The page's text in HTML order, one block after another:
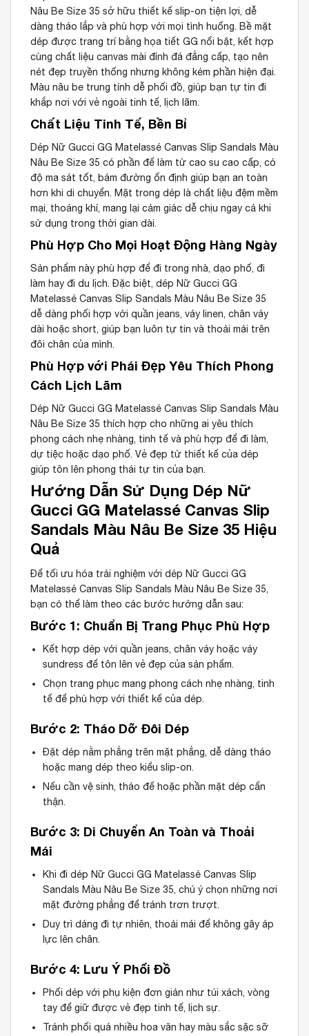
Nâu Be Size 35 sở hữu thiết kế slip-on tiện lợi, dễ
dàng tháo lắp và phù hợp với mọi tình huống. Bề mặt
dép được trang trí bằng họa tiết GG nổi bật, kết hợp
cùng chất liệu canvas mài đính đá đẳng cấp, tạo nên
nét đẹp truyền thống nhưng không kém phần hiện đại.
Màu nâu be trung tính dễ phối đồ, giúp bạn tự tin đi
khắp nơi với vẻ ngoài tinh tế, lịch lãm.
Chất Liệu Tinh Tế, Bền Bỉ
Dép Nữ Gucci GG Matelassé Canvas Slip Sandals Màu
Nâu Be Size 35 có phần đế làm từ cao su cao cấp, có
độ ma sát tốt, bám đường ổn định giúp bạn an toàn
hơn khi di chuyển. Mặt trong dép là chất liệu đệm mềm
mại, thoáng khí, mang lại cảm giác dễ chịu ngay cả khi
sử dụng trong thời gian dài.
Phù Hợp Cho Mọi Hoạt Động Hàng Ngày
Sản phẩm này phù hợp để đi trong nhà, dạo phố, đi
làm hay đi du lịch. Đặc biệt, dép Nữ Gucci GG
Matelassé Canvas Slip Sandals Màu Nâu Be Size 35
dễ dàng phối hợp với quần jeans, váy linen, chân váy
dài hoặc short, giúp bạn luôn tự tin và thoải mái trên
đôi chân của mình.
Phù Hợp với Phái Đẹp Yêu Thích Phong
Cách Lịch Lãm
Dép Nữ Gucci GG Matelassé Canvas Slip Sandals Màu
Nâu Be Size 35 thích hợp cho những ai yêu thích
phong cách nhẹ nhàng, tinh tế và phù hợp để đi làm,
dự tiệc hoặc dạo phố. Vẻ đẹp từ thiết kế của dép
giúp tôn lên phong thái tự tin của bạn.
Hướng Dẫn Sử Dụng Dép Nữ
Gucci GG Matelassé Canvas Slip
Sandals Màu Nâu Be Size 35 Hiệu
Quả
Để tối ưu hóa trải nghiệm với dép Nữ Gucci GG
Matelassé Canvas Slip Sandals Màu Nâu Be Size 35,
bạn có thể làm theo các bước hướng dẫn sau:
Bước 1: Chuẩn Bị Trang Phục Phù Hợp
Kết hợp dép với quần jeans, chân váy hoặc váy
sundress để tôn lên vẻ đẹp của sản phẩm.
Chọn trang phục mang phong cách nhẹ nhàng, tinh
tế để phù hợp với thiết kế của dép.
Bước 2: Tháo Dỡ Đôi Dép
Đặt dép nằm phẳng trên mặt phẳng, dễ dàng tháo
hoặc mang dép theo kiểu slip-on.
Nếu cần vệ sinh, tháo đế hoặc phần mặt dép cẩn
thận.
Bước 3: Di Chuyển An Toàn và Thoải
Mái
Khi đi dép Nữ Gucci GG Matelassé Canvas Slip
Sandals Màu Nâu Be Size 35, chú ý chọn những nơi
mặt đường phẳng để tránh trơn trượt.
Duy trì dáng đi tự nhiên, thoải mái để không gây áp
lực lên chân.
Bước 4: Lưu Ý Phối Đồ
Phối dép với phụ kiện đơn giản như túi xách, vòng
tay để giữ được vẻ đẹp tinh tế, lịch sự.
Tránh phối quá nhiều hoa văn hay màu sắc sặc sỡ